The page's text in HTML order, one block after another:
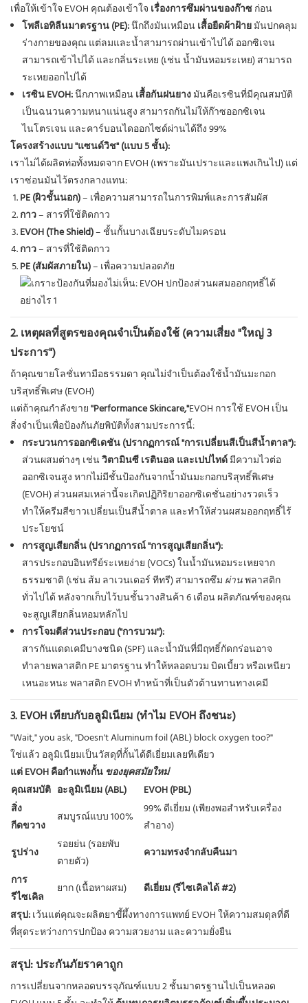
เพื่อให้เข้าใจ EVOH คุณต้องเข้าใจ เรื่องการซึมผ่านของก๊าซก่อน
โพลีเอทิลีนมาตรฐาน (PE):นึกถึงมันเหมือนเสื้อยืดผ้าฝ้ายมันปกคลุม
ร่างกายของคุณ แต่ลมและน้ำสามารถผ่านเข้าไปได้ ออกซิเจน
สามารถเข้าไปได้ และกลิ่นระเหย (เช่น น้ำมันหอมระเหย) สามารถ
ระเหยออกไปได้
เรซิน EVOH:นึกภาพเหมือนเสื้อกันฝนยางมันคือเรซินที่มีคุณสมบัติ
เป็นฉนวนความหนาแน่นสูง สามารถกันไม่ให้ก๊าซออกซิเจน
ไนโตรเจน และคาร์บอนไดออกไซด์ผ่านได้ถึง 99%
โครงสร้างแบบ "แซนด์วิช" (แบบ 5 ชั้น):
เราไม่ได้ผลิตท่อทั้งหมดจาก EVOH (เพราะมันเปราะและแพงเกินไป) แต่
เราซ่อนมันไว้ตรงกลางแทน:
PE (ผิวชั้นนอก)– เพื่อความสามารถในการพิมพ์และการสัมผัส
กาว– สารที่ใช้ติดกาว
EVOH (The Shield)– ชั้นกั้นบางเฉียบระดับไมครอน
กาว– สารที่ใช้ติดกาว
PE (สัมผัสภายใน)– เพื่อความปลอดภัย
2. เหตุผลที่สูตรของคุณจำเป็นต้องใช้ (ความเสี่ยง "ใหญ่ 3
ประการ")
ถ้าคุณขายโลชั่นทามือธรรมดา คุณไม่จำเป็นต้องใช้น้ำมันมะกอก
บริสุทธิ์พิเศษ (EVOH)
แต่ถ้าคุณกำลังขาย"Performance Skincare,"EVOH การใช้ EVOH เป็น
สิ่งจำเป็นเพื่อป้องกันภัยพิบัติทั้งสามประการนี้:
กระบวนการออกซิเดชัน (ปรากฏการณ์ "การเปลี่ยนสีเป็นสีน้ำตาล"):
ส่วนผสมต่างๆ เช่นวิตามินซี เรตินอล และเปปไทด์มีความไวต่อ
ออกซิเจนสูง หากไม่มีชั้นป้องกันจากน้ำมันมะกอกบริสุทธิ์พิเศษ
(EVOH) ส่วนผสมเหล่านี้จะเกิดปฏิกิริยาออกซิเดชั่นอย่างรวดเร็ว
ทำให้ครีมสีขาวเปลี่ยนเป็นสีน้ำตาล และทำให้ส่วนผสมออกฤทธิ์ไร้
ประโยชน์
การสูญเสียกลิ่น (ปรากฏการณ์ "การสูญเสียกลิ่น"):
สารประกอบอินทรีย์ระเหยง่าย (VOCs) ในน้ำมันหอมระเหยจาก
ธรรมชาติ (เช่น ส้ม ลาเวนเดอร์ ทีทรี) สามารถซึม ผ่านพลาสติก
ทั่วไปได้ หลังจากเก็บไว้บนชั้นวางสินค้า 6 เดือน ผลิตภัณฑ์ของคุณ
จะสูญเสียกลิ่นหอมหลักไป
การโจมตีส่วนประกอบ ("การบวม"):
สารกันแดดเคมีบางชนิด (SPF) และน้ำมันที่มีฤทธิ์กัดกร่อนอาจ
ทำลายพลาสติก PE มาตรฐาน ทำให้หลอดบวม บิดเบี้ยว หรือเหนียว
เหนอะหนะ พลาสติก EVOH ทำหน้าที่เป็นตัวต้านทานทางเคมี
3. EVOH เทียบกับอลูมิเนียม (ทำไม EVOH ถึงชนะ)
"Wait," you ask, "Doesn't Aluminum foil (ABL) block oxygen too?"
ใช่แล้ว อลูมิเนียมเป็นวัสดุที่กั้นได้ดีเยี่ยมเลยทีเดียว
แต่ EVOH คือกำแพงกั้น ของยุคสมัยใหม่
คุณสมบัติ อะลูมิเนียม (ABL)
EVOH (PBL)
สิ่ง
กีดขวาง
สมบูรณ์แบบ 100%
99% ดีเยี่ยม (เพียงพอสำหรับเครื่อง
สำอาง)
รูปร่าง
รอยย่น (รอยพับ
ตายตัว)
ความทรงจำกลับคืนมา
การ
รีไซเคิล
ยาก (เนื้อหาผสม)
ดีเยี่ยม (รีไซเคิลได้ #2)
สรุป:เว้นแต่คุณจะผลิตยาขี้ผึ้งทางการแพทย์ EVOH ให้ความสมดุลที่ดี
ที่สุดระหว่างการปกป้อง ความสวยงาม และความยั่งยืน
สรุป: ประกันภัยราคาถูก
การเปลี่ยนจากหลอดบรรจุภัณฑ์แบบ 2 ชั้นมาตรฐานไปเป็นหลอด